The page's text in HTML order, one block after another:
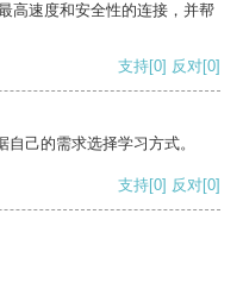
高速度和安全性的连接，并帮
支持[0] 反对[0]
己的需求选择学习方式。
支持[0] 反对[0]